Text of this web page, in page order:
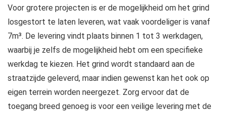
Voor grotere projecten is er de mogelijkheid om het grind
losgestort te laten leveren, wat vaak voordeliger is vanaf
7m³. De levering vindt plaats binnen 1 tot 3 werkdagen,
waarbij je zelfs de mogelijkheid hebt om een specifieke
werkdag te kiezen. Het grind wordt standaard aan de
straatzijde geleverd, maar indien gewenst kan het ook op
eigen terrein worden neergezet. Zorg ervoor dat de
toegang breed genoeg is voor een veilige levering met de